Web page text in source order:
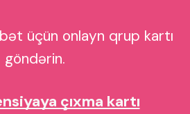
üçün onlayn qrup kartı
göndərin.
çıxma kartı